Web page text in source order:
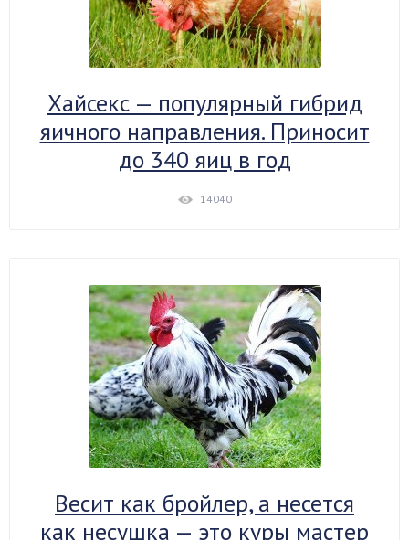
Хайсекс — популярный гибрид
яичного направления. Приносит
до 340 яиц в год
14040
Весит как бройлер, а несется
как несушка — это куры мастер